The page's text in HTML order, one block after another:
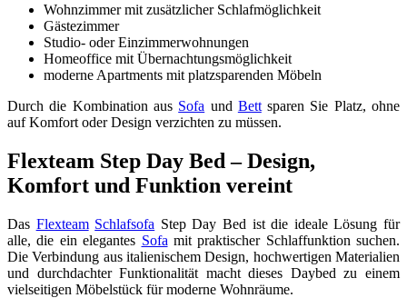
Wohnzimmer mit zusätzlicher Schlafmöglichkeit
Gästezimmer
Studio- oder Einzimmerwohnungen
Homeoffice mit Übernachtungsmöglichkeit
moderne Apartments mit platzsparenden Möbeln
Durch die Kombination aus Sofa und Bettsparen Sie Platz, ohne
auf Komfort oder Design verzichten zu müssen.
Flexteam Step Day Bed – Design,
Komfort und Funktion vereint
Das Flexteam Schlafsofa Step Day Bed ist die ideale Lösung für
alle, die ein elegantes Sofa mit praktischer Schlaffunktion suchen.
Die Verbindung aus italienischem Design, hochwertigen Materialien
und durchdachter Funktionalität macht dieses Daybed zu einem
vielseitigen Möbelstück für moderne Wohnräume.